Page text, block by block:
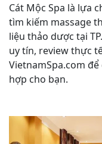
Cát Mộc Spa là lựa
tìm kiếm massage
liệu thảo dược tại
uy tín, review thực
VietnamSpa.com
hợp cho bạn.